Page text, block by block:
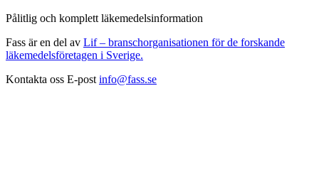
Pålitlig och komplett läkemedelsinformation
Fass är en del av Lif – branschorganisationen för de forskande
läkemedelsföretagen i Sverige.
Kontakta oss E-post info@fass.se